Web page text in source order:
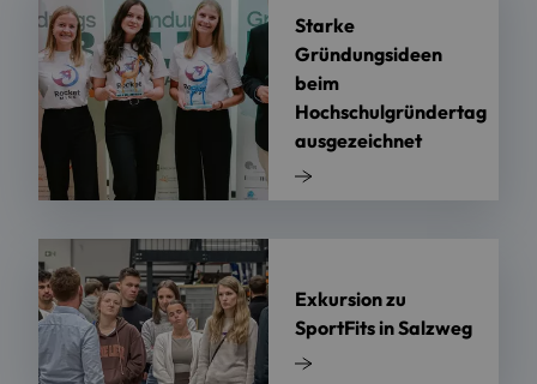
Starke
Gründungsideen
beim
Hochschulgründertag
ausgezeichnet
Exkursion zu
SportFits in Salzweg